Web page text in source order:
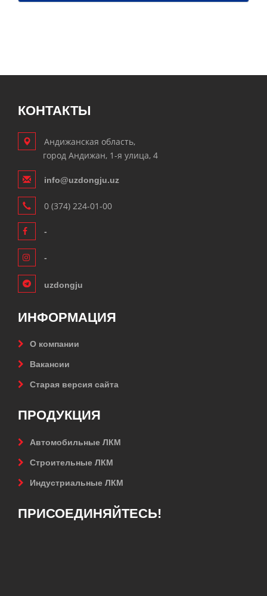
КОНТАКТЫ
Андижанская область,
город Андижан, 1-я улица, 4
info@uzdongju.uz
0 (374) 224-01-00
-
-
uzdongju
ИНФОРМАЦИЯ
О компании
Вакансии
Старая версия сайта
ПРОДУКЦИЯ
Автомобильные ЛКМ
Строительные ЛКМ
Индустриальные ЛКМ
ПРИСОЕДИНЯЙТЕСЬ!